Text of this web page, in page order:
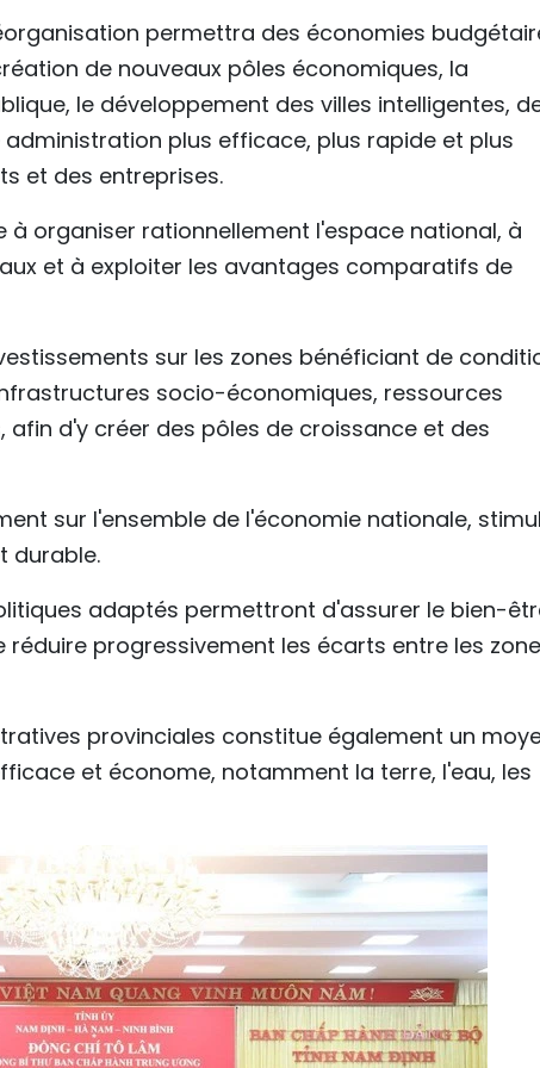
permettra des économies
de nouveaux pôles économiques, la
le développement des villes intelligentes,
plus efficace, plus rapide et plus
et des entreprises.
organiser rationnellement l'espace national, à
et à exploiter les avantages comparatifs de
sur les zones bénéficiant de
socio-économiques, ressources
d'y créer des pôles de croissance et des
sur l'ensemble de l'économie nationale,
durable.
adaptés permettront d'assurer le bien-
progressivement les écarts entre les
provinciales constitue également un
et économe, notamment la terre, l'eau, les